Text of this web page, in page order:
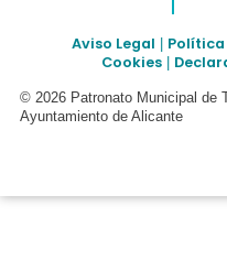
Aviso Legal
Cookies
© 2026 Patronato Municipal de
Ayuntamiento de Alicante